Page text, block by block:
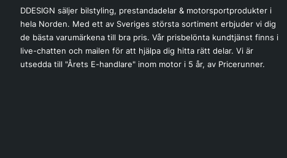
DDESIGN säljer bilstyling, prestandadelar & motorsportprodukter i
hela Norden. Med ett av Sveriges största sortiment erbjuder vi dig
de bästa varumärkena till bra pris. Vår prisbelönta kundtjänst finns i
live-chatten och mailen för att hjälpa dig hitta rätt delar. Vi är
utsedda till "Årets E-handlare" inom motor i 5 år, av Pricerunner.